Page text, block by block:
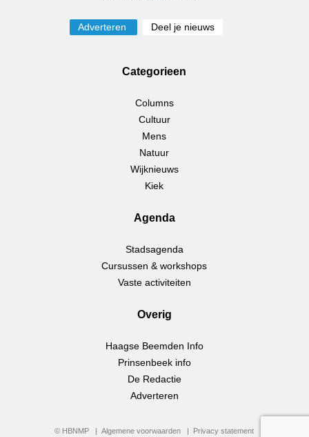
Adverteren Deel je nieuws
Categorieen
Columns
Cultuur
Mens
Natuur
Wijknieuws
Kiek
Agenda
Stadsagenda
Cursussen & workshops
Vaste activiteiten
Overig
Haagse Beemden Info
Prinsenbeek info
De Redactie
Adverteren
© HBNMP Algemene voorwaarden
Privacy statement